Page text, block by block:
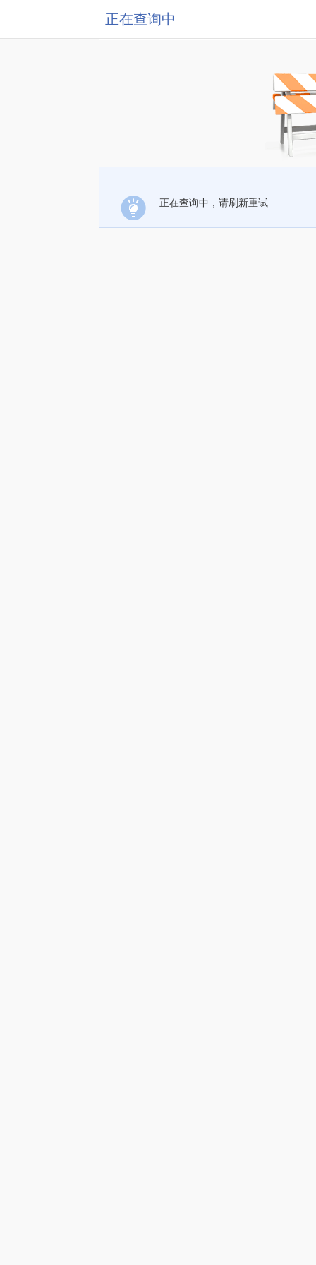
正在查询中
正在查询中，请刷新重试